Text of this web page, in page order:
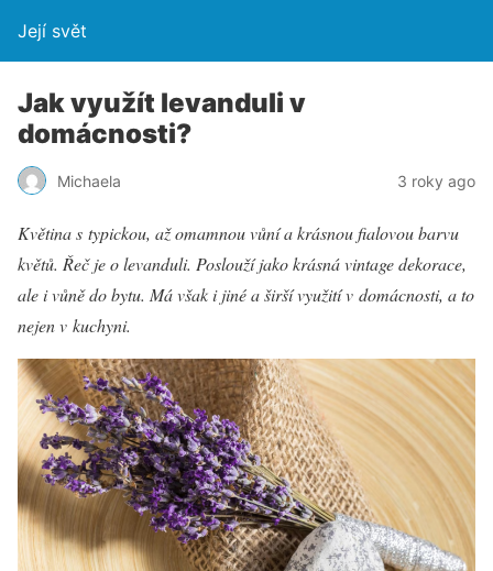
Její svět
Jak využít levanduli v
domácnosti?
Michaela 3 roky ago
Květina s typickou, až omamnou vůní a krásnou fialovou barvu
květů. Řeč je o levanduli. Poslouží jako krásná vintage dekorace,
ale i vůně do bytu. Má však i jiné a širší využití v domácnosti, a to
nejen v kuchyni.